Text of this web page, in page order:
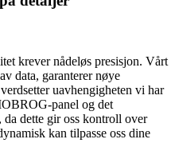
krever nådeløs presisjon. Vårt
data, garanterer nøye
uavhengigheten vi har
panel og det
da dette gir oss kontroll over
kan tilpasse oss dine